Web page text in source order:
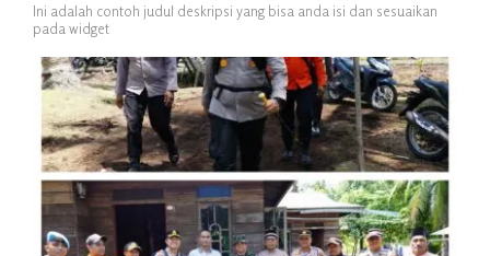
Ini adalah contoh judul deskripsi yang bisa anda isi dan sesuaikan
pada widget